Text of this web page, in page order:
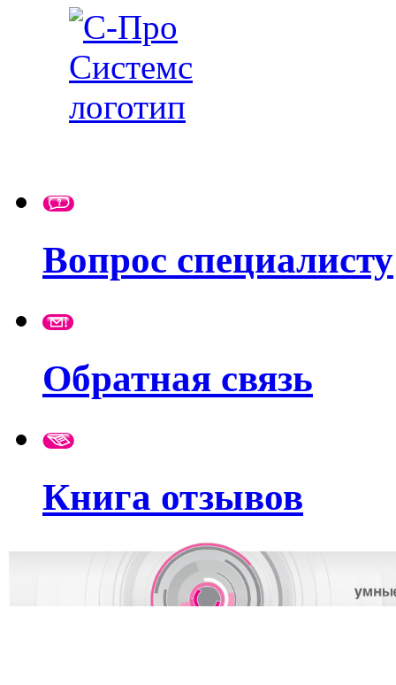
Вопрос специалисту
Обратная связь
Книга отзывов